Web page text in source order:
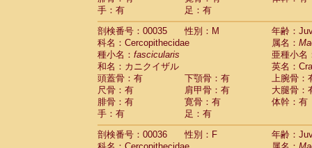
CercopithecidaeCercopithecus
CercopithecidaeCercopithecus
CercopithecidaeCercopithecus
Cercopithecidae
Cercopithecusspp.(0)
Cercopithecidae
Chlorocebus
CercopithecidaeChlorocebus
CercopithecidaeErythrocebus patas
CercopithecidaeMiopithecus talapoin
CercopithecidaeCercopithecinae spp.
CercopithecidaeColobus angolensis
CercopithecidaeColobus guereza (0)
手：有
足：有
剖検番号：00035
性別：M
年齢：
科名：Cercopithecidae
属名：
種小名： fascicularis
亜種小名
和名：カニクイザル
英名：
頭蓋骨：有
下顎骨：有
上腕骨：
尺骨：有
肩甲骨：有
大腿骨：
腓骨：有
寛骨：有
体幹：有
手：有
足：有
剖検番号：00036
性別：F
年齢：